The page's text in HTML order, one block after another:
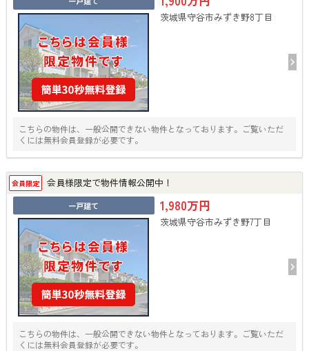
茨城県守谷市みずき野8丁目
こちらの物件は、一般公開できない物件となっております。ご覧いただ
くには無料会員登録が必要です。
会員限定 会員様限定で物件情報公開中！
一戸建て 1,980万円
茨城県守谷市みずき野7丁目
こちらの物件は、一般公開できない物件となっております。ご覧いただ
くには無料会員登録が必要です。